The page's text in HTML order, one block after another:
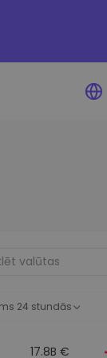
24 stundās
17.8B €